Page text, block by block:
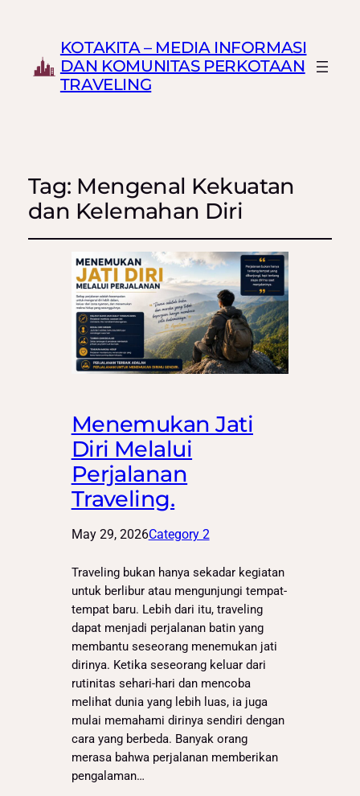
KOTAKITA – MEDIA INFORMASI
DAN KOMUNITAS PERKOTAAN
TRAVELING
Tag: Mengenal Kekuatan
dan Kelemahan Diri
Menemukan Jati
Diri Melalui
Perjalanan
Traveling.
May 29, 2026Category 2
Traveling bukan hanya sekadar kegiatan
untuk berlibur atau mengunjungi tempat-
tempat baru. Lebih dari itu, traveling
dapat menjadi perjalanan batin yang
membantu seseorang menemukan jati
dirinya. Ketika seseorang keluar dari
rutinitas sehari-hari dan mencoba
melihat dunia yang lebih luas, ia juga
mulai memahami dirinya sendiri dengan
cara yang berbeda. Banyak orang
merasa bahwa perjalanan memberikan
pengalaman…